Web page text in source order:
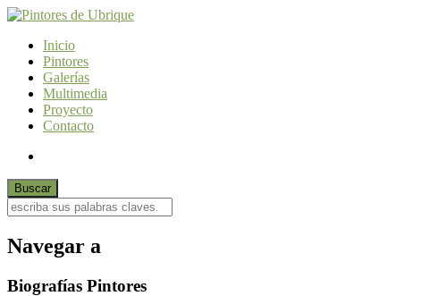
Inicio
Pintores
Galerías
Multimedia
Proyecto
Contacto
Navegar a
Biografías Pintores